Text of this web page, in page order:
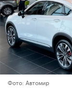
Фото: Автомир